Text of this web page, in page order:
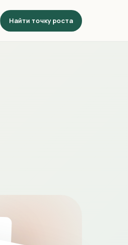
Найти точку роста